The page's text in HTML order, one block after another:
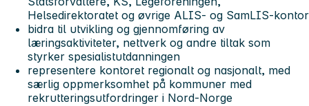
Helsedirektoratet og øvrige ALIS- og SamLIS-kontor
bidra til utvikling og gjennomføring av
læringsaktiviteter, nettverk og andre tiltak som
styrker spesialistutdanningen
representere kontoret regionalt og nasjonalt, med
særlig oppmerksomhet på kommuner med
rekrutteringsutfordringer i Nord-Norge